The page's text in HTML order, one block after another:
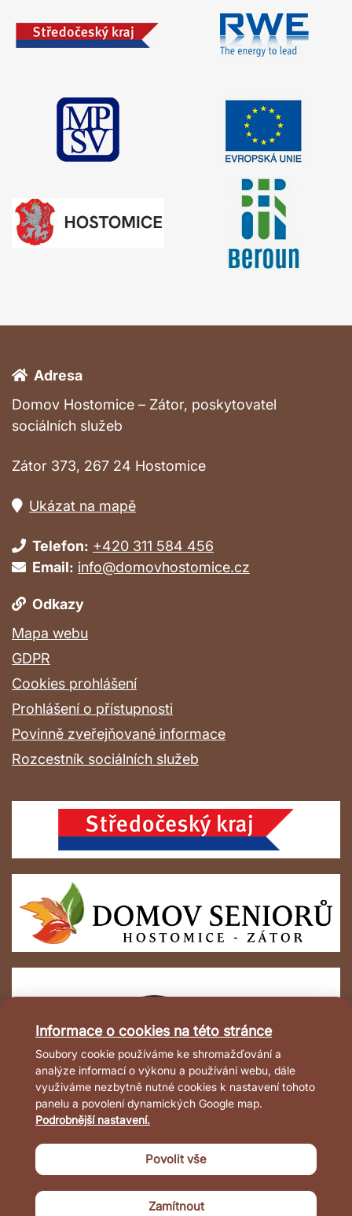
Informace o cookies na této stránce
Soubory cookie používáme ke shromažďování a
analýze informací o výkonu a používání webu, dále
využiváme nezbytně nutné cookies k nastavení tohoto
panelu a povolení dynamických Google map.
Podrobnější nastavení.
Povolit vše
Zamítnout
Adresa
Domov Hostomice – Zátor, poskytovatel
sociálních služeb
Zátor 373, 267 24 Hostomice
Ukázat na mapě
Telefon: +420 311 584 456
Email: info@domovhostomice.cz
Odkazy
Mapa webu
GDPR
Cookies prohlášení
Prohlášení o přístupnosti
Povinně zveřejňované informace
Rozcestník sociálních služeb
© 2022-2026 Domov Hostomice – Zátor,
poskytovatel sociálních služeb